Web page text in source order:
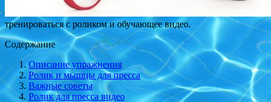
тренироваться с роликом и обучающее видео.
Содержание
Описание упражнения
Ролик и мышцы для пресса
Важные советы
Ролик для пресса видео